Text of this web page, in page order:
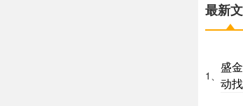
最新
1、
盛
动